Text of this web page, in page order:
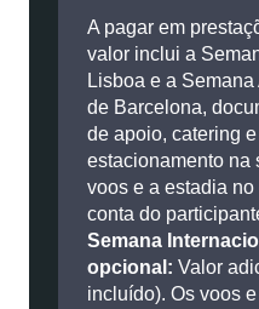
A pagar em
valor inclui a
Lisboa e a
de Barcelona,
de apoio, catering
estacionamento na
voos e a estadia
conta do
Semana
opcional: Valor
incluído). Os voos